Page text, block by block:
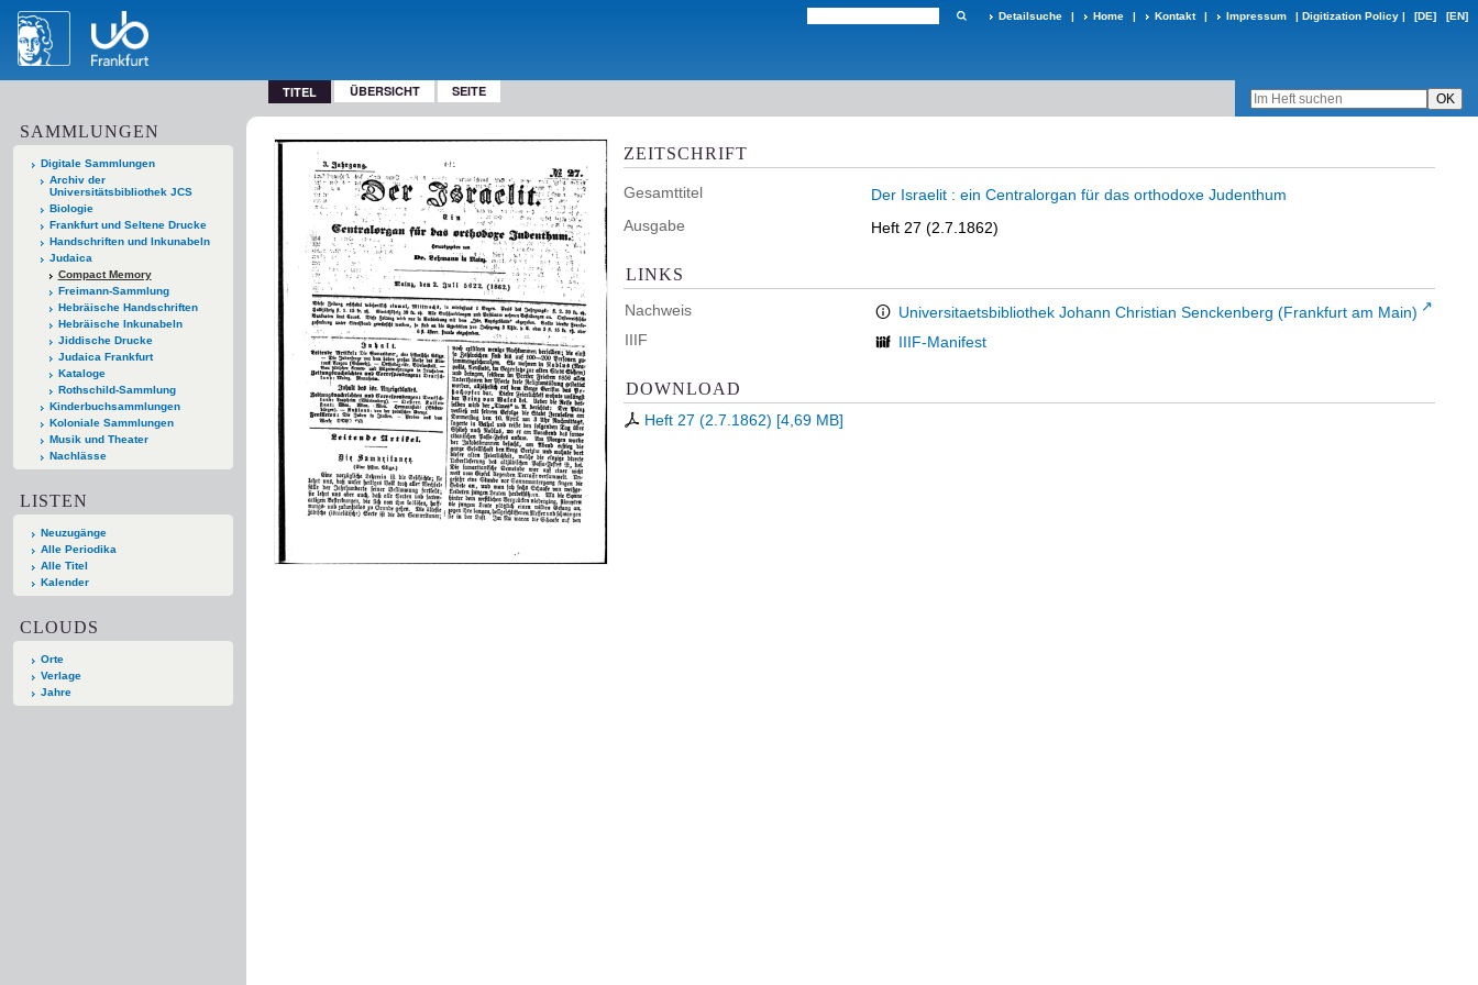
Detailsuche | Home | Kontakt | Impressum | Digitization Policy | [DE] [EN]
TITEL ÜBERSICHT SEITE
SAMMLUNGEN
Digitale Sammlungen
Archiv der
Universitätsbibliothek JCS
Biologie
Frankfurt und Seltene Drucke
Handschriften und Inkunabeln
Judaica
Compact Memory
Freimann-Sammlung
Hebräische Handschriften
Hebräische Inkunabeln
Jiddische Drucke
Judaica Frankfurt
Kataloge
Rothschild-Sammlung
Kinderbuchsammlungen
Koloniale Sammlungen
Musik und Theater
Nachlässe
LISTEN
Neuzugänge
Alle Periodika
Alle Titel
Kalender
CLOUDS
Orte
Verlage
Jahre
ZEITSCHRIFT
Gesamttitel
Der Israelit : ein Centralorgan für das orthodoxe Judenthum
Ausgabe
Heft 27 (2.7.1862)
LINKS
Nachweis
Universitaetsbibliothek Johann Christian Senckenberg (Frankfurt am Main)
IIIF
IIIF-Manifest
DOWNLOAD
Heft 27 (2.7.1862) [4,69 MB]